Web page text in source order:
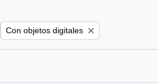
Remove filter:
Con objetos digitales